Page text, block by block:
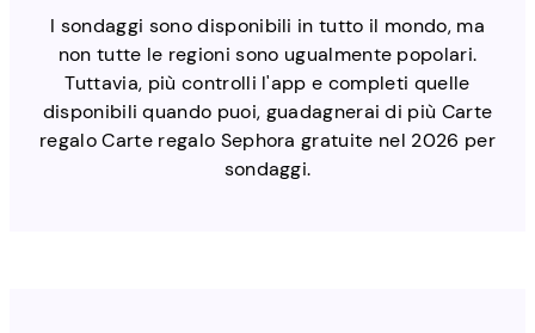
I sondaggi sono disponibili in tutto il mondo, ma
non tutte le regioni sono ugualmente popolari.
Tuttavia, più controlli l'app e completi quelle
disponibili quando puoi, guadagnerai di più Carte
regalo Carte regalo Sephora gratuite nel 2026 per
sondaggi.